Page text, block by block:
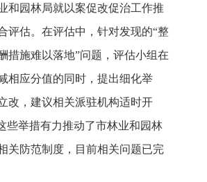
和园林局就以案促改促治工作推
评估。在评估中，针对发现的“整
措施难以落地”问题，评估小组在
相应分值的同时，提出细化举
改，建议相关派驻机构适时开
些举措有力推动了市林业和园林
关防范制度，目前相关问题已完